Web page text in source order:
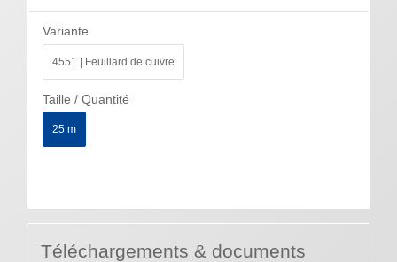
Variante
4551 | Feuillard de cuivre
Taille / Quantité
25 m
Téléchargements & documents